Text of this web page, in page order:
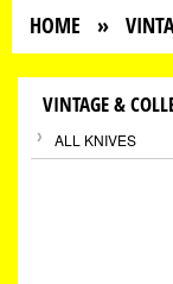
HOME »
VINTAGE &
ALL KNIVES